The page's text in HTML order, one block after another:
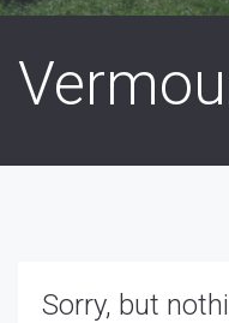
Sorry, but